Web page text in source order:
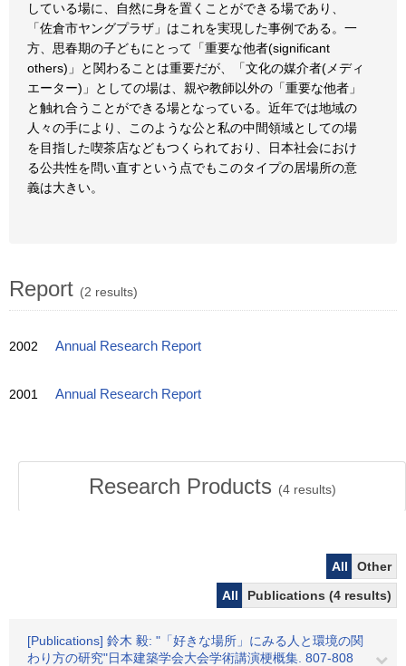
している場に、自然に身を置くことができる場であり、
「佐倉市ヤングプラザ」はこれを実現した事例である。一
方、思春期の子どもにとって「重要な他者(significant
others)」と関わることは重要だが、「文化の媒介者(メディ
エーター)」としての場は、親や教師以外の「重要な他者」
と触れ合うことができる場となっている。近年では地域の
人々の手により、このような公と私の中間領域としての場
を目指した喫茶店などもつくられており、日本社会におけ
る公共性を問い直すという点でもこのタイプの居場所の意
義は大きい。
Report (2 results)
2002 Annual Research Report
2001 Annual Research Report
Research Products (4results)
All
Other
All
Publications (4 results)
[Publications] 鈴木 毅: "「好きな場所」にみる人と環境の関
わり方の研究"日本建築学会大会学術講演梗概集. 807-808